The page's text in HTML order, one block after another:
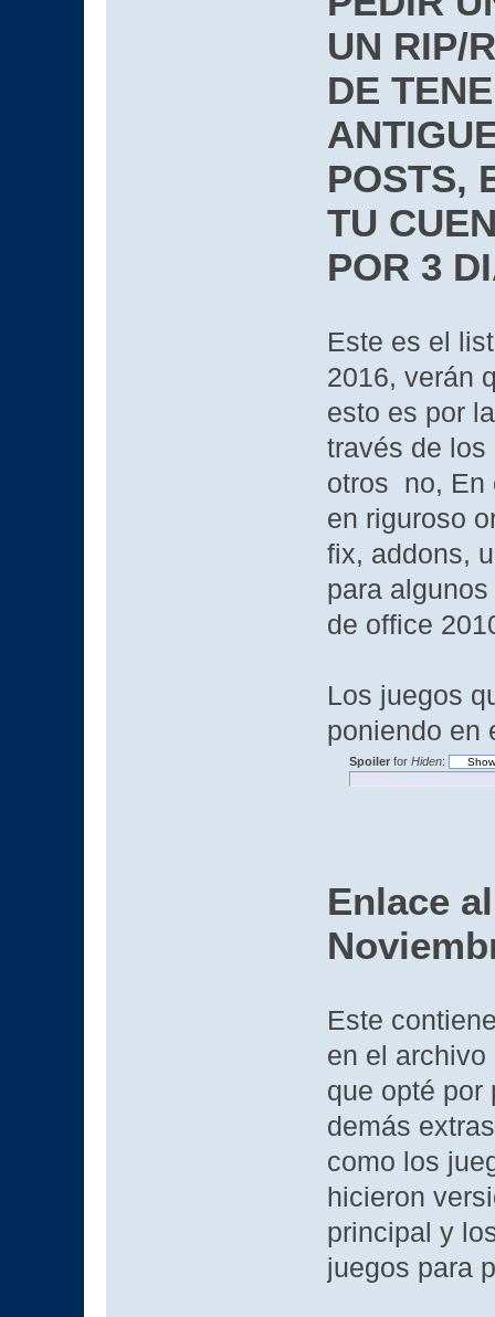
UN RIP/
DE
POSTS,
TU
POR 3
Este es el
2016, verán
esto es por
través de los
otros no, En
en riguroso
fix, addons,
para
de office
Los juegos
poniendo en
Spoilerfor Hiden:
Enlace
Este
en el
que opté por
demás
como los
hicieron
principal y
juegos para